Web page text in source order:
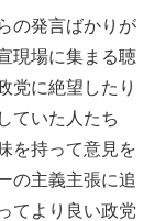
の発言ばかりが
現場に集まる聴
党に絶望したり
ていた人たち
を持って意見を
の主義主張に追
てより良い政党